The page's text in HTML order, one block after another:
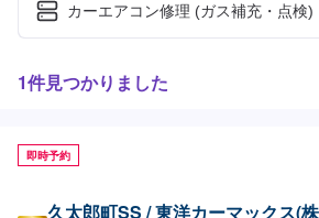
カーエアコン修理 (ガス補充・点検)
1件見つかりました
即時予約
久太郎町SS / 東洋カーマックス(